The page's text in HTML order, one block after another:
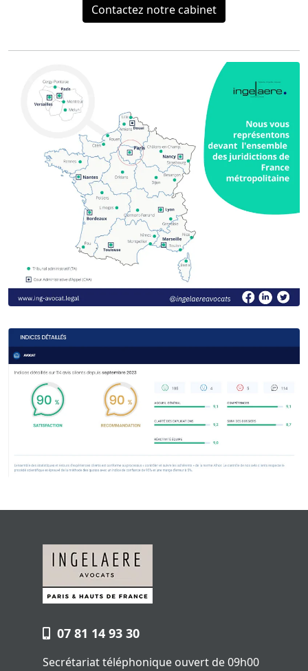
Contactez notre cabinet
07 81 14 93 30
Secrétariat téléphonique ouvert de 09h00